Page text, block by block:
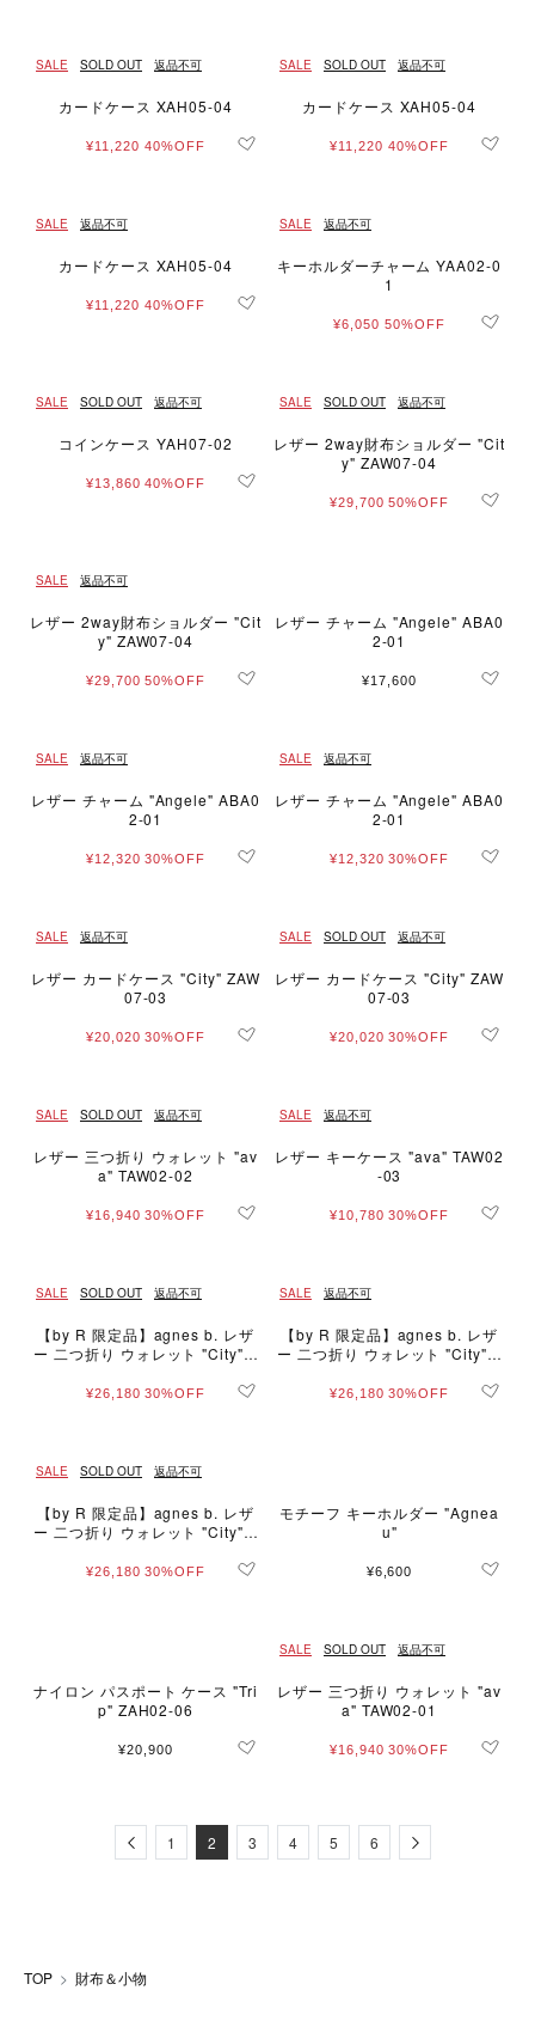
SALE SOLD OUT 返品不可
カードケース XAH05-04
¥11,220 40%OFF
SALE SOLD OUT 返品不可
カードケース XAH05-04
¥11,220 40%OFF
SALE 返品不可
カードケース XAH05-04
¥11,220 40%OFF
SALE 返品不可
キーホルダーチャーム YAA02-0
1
¥6,050 50%OFF
SALE SOLD OUT 返品不可
コインケース YAH07-02
¥13,860 40%OFF
SALE SOLD OUT 返品不可
レザー 2way財布ショルダー "Cit
y" ZAW07-04
¥29,700 50%OFF
SALE 返品不可
レザー 2way財布ショルダー "Cit
y" ZAW07-04
¥29,700 50%OFF
レザー チャーム "Angele" ABA0
2-01
¥17,600
SALE 返品不可
レザー チャーム "Angele" ABA0
2-01
¥12,320 30%OFF
SALE 返品不可
レザー チャーム "Angele" ABA0
2-01
¥12,320 30%OFF
SALE 返品不可
レザー カードケース "City" ZAW
07-03
¥20,020 30%OFF
SALE SOLD OUT 返品不可
レザー カードケース "City" ZAW
07-03
¥20,020 30%OFF
SALE SOLD OUT 返品不可
レザー 三つ折り ウォレット "av
a" TAW02-02
¥16,940 30%OFF
SALE 返品不可
レザー キーケース "ava" TAW02
-03
¥10,780 30%OFF
SALE SOLD OUT 返品不可
【by R 限定品】agnes b. レザ
ー 二つ折り ウォレット "City" Z
¥26,180 30%OFF
SALE 返品不可
【by R 限定品】agnes b. レザ
ー 二つ折り ウォレット "City" Z
¥26,180 30%OFF
SALE SOLD OUT 返品不可
【by R 限定品】agnes b. レザ
ー 二つ折り ウォレット "City" Z
¥26,180 30%OFF
モチーフ キーホルダー "Agnea
u"
¥6,600
ナイロン パスポート ケース "Tri
p" ZAH02-06
¥20,900
SALE SOLD OUT 返品不可
レザー 三つ折り ウォレット "av
a" TAW02-01
¥16,940 30%OFF
Previous
1 2 3 4 5 6 Next
TOP 財布＆小物